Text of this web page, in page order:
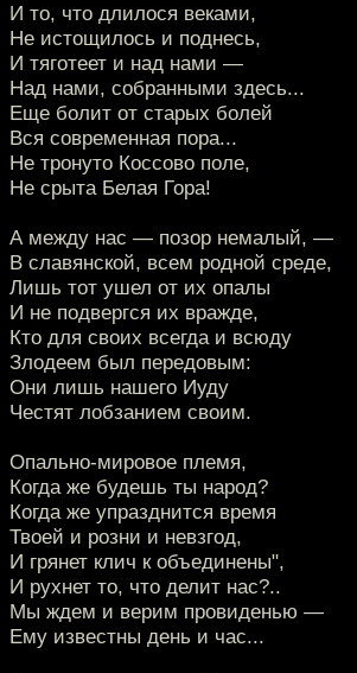
И то, что длилося веками,
Не истощилось и поднесь,
И тяготеет и над нами —
Над нами, собранными здесь...
Еще болит от старых болей
Вся современная пора...
Не тронуто Коссово поле,
Не срыта Белая Гора!
А между нас — позор немалый, —
В славянской, всем родной среде,
Лишь тот ушел от их опалы
И не подвергся их вражде,
Кто для своих всегда и всюду
Злодеем был передовым:
Они лишь нашего Иуду
Честят лобзанием своим.
Опально-мировое племя,
Когда же будешь ты народ?
Когда же упразднится время
Твоей и розни и невзгод,
И грянет клич к объединены",
И рухнет то, что делит нас?..
Мы ждем и верим провиденью —
Ему известны день и час...